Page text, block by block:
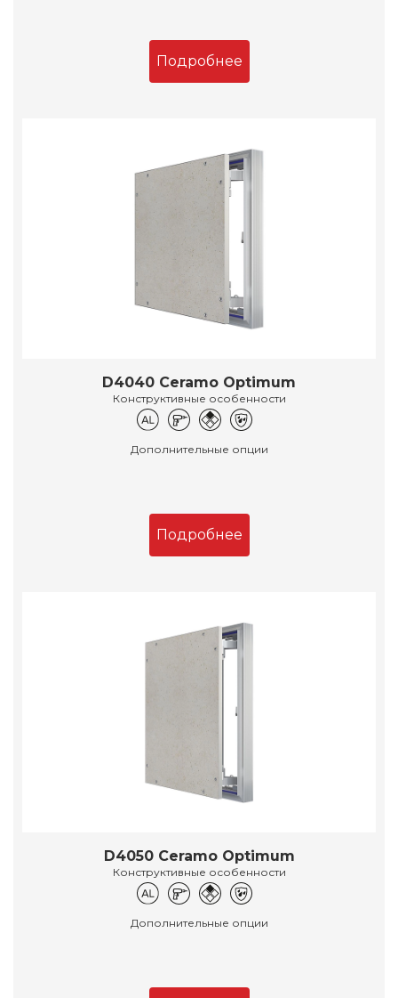
Подробнее
D4040 Ceramo Optimum
Конструктивные особенности
Дополнительные опции
Подробнее
D4050 Ceramo Optimum
Конструктивные особенности
Дополнительные опции